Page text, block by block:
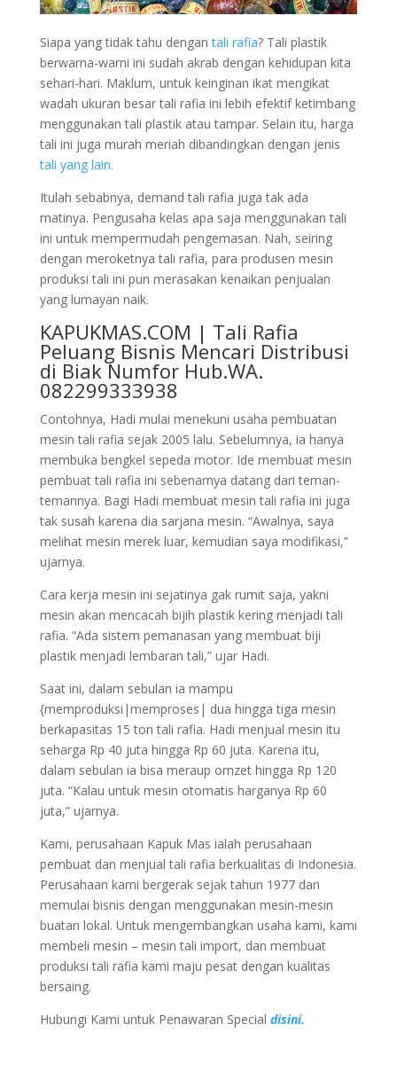
Siapa yang tidak tahu dengantali rafia? Tali plastik
berwarna-warni ini sudah akrab dengan kehidupan kita
sehari-hari. Maklum, untuk keinginan ikat mengikat
wadah ukuran besar tali rafia ini lebih efektif ketimbang
menggunakan tali plastik atau tampar. Selain itu, harga
tali ini juga murah meriah dibandingkan dengan jenis
tali yang lain.
Itulah sebabnya, demand tali rafia juga tak ada
matinya. Pengusaha kelas apa saja menggunakan tali
ini untuk mempermudah pengemasan. Nah, seiring
dengan meroketnya tali rafia, para produsen mesin
produksi tali ini pun merasakan kenaikan penjualan
yang lumayan naik.
KAPUKMAS.COM | Tali Rafia
Peluang Bisnis Mencari Distribusi
di Biak Numfor Hub.WA.
082299333938
Contohnya, Hadi mulai menekuni usaha pembuatan
mesin tali rafia sejak 2005 lalu. Sebelumnya, ia hanya
membuka bengkel sepeda motor. Ide membuat mesin
pembuat tali rafia ini sebenarnya datang dari teman-
temannya. Bagi Hadi membuat mesin tali rafia ini juga
tak susah karena dia sarjana mesin. “Awalnya, saya
melihat mesin merek luar, kemudian saya modifikasi,”
ujarnya.
Cara kerja mesin ini sejatinya gak rumit saja, yakni
mesin akan mencacah bijih plastik kering menjadi tali
rafia. “Ada sistem pemanasan yang membuat biji
plastik menjadi lembaran tali,” ujar Hadi.
Saat ini, dalam sebulan ia mampu
{memproduksi|memproses| dua hingga tiga mesin
berkapasitas 15 ton tali rafia. Hadi menjual mesin itu
seharga Rp 40 juta hingga Rp 60 juta. Karena itu,
dalam sebulan ia bisa meraup omzet hingga Rp 120
juta. “Kalau untuk mesin otomatis harganya Rp 60
juta,” ujarnya.
Kami, perusahaan Kapuk Mas ialah perusahaan
pembuat dan menjual tali rafia berkualitas di Indonesia.
Perusahaan kami bergerak sejak tahun 1977 dan
memulai bisnis dengan menggunakan mesin-mesin
buatan lokal. Untuk mengembangkan usaha kami, kami
membeli mesin – mesin tali import, dan membuat
produksi tali rafia kami maju pesat dengan kualitas
bersaing.
Hubungi Kami untuk Penawaran Special disini.